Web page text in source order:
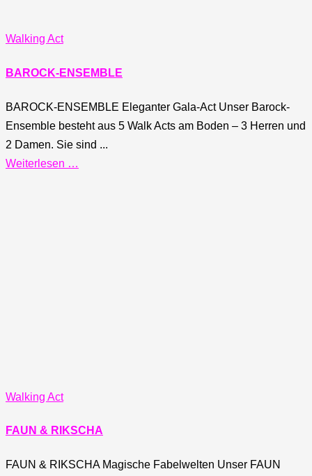
Walking Act
BAROCK-ENSEMBLE
BAROCK-ENSEMBLE Eleganter Gala-Act Unser Barock-
Ensemble besteht aus 5 Walk Acts am Boden – 3 Herren und
2 Damen. Sie sind ...
Weiterlesen …
Walking Act
FAUN & RIKSCHA
FAUN & RIKSCHA Magische Fabelwelten Unser FAUN